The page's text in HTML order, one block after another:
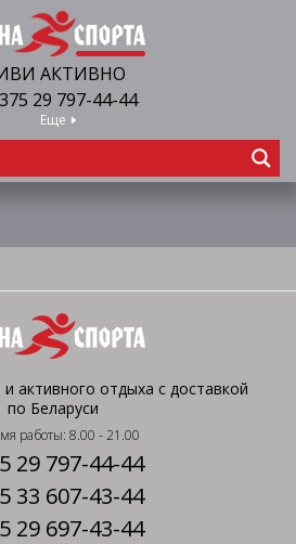
АКТИВНО
29 797-44-44
Еще
активного отдыха с доставкой
по Беларуси
работы: 8.00 - 21.00
29 797-44-44
33 607-43-44
29 697-43-44